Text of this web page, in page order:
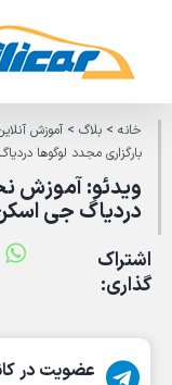
content
خانه> بلاگ> آموزش
بارگزاری مجدد لوگوها
ویدئو: آموزش
دردیاگ جی
اشتراک
گذاری:
عضویت در